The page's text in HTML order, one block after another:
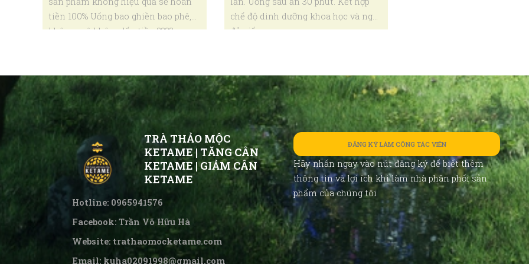
tiền 100% Uống bao ghiền bao phê,
không mê không lấy tiền ????
chế độ dinh dưỡng khoa học và ngủ
đủ giấc.
TRÀ THẢO MỘC
KETAME | TĂNG CÂN
KETAME | GIẢM CÂN
KETAME
Hotline: 0965941576
Facebook: Trần Võ Hữu Hà
Website: trathaomocketame.com
Email: kuha02091998@gmail.com
ĐĂNG KÝ LÀM CÔNG TÁC VIÊN
Hãy nhấn ngay vào nút đăng ký để biết thêm
thông tin và lợi ích khi làm nhà phân phối sản
phẩm của chúng tôi